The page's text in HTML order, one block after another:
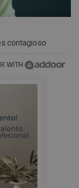
contagioso
WITH